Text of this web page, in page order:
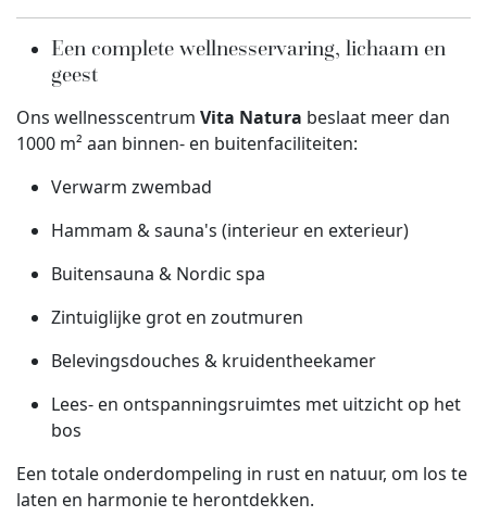
Een complete wellnesservaring, lichaam en
geest
Ons wellnesscentrum Vita Natura beslaat meer dan
1000 m² aan binnen- en buitenfaciliteiten:
Verwarm zwembad
Hammam & sauna's (interieur en exterieur)
Buitensauna & Nordic spa
Zintuiglijke grot en zoutmuren
Belevingsdouches & kruidentheekamer
Lees- en ontspanningsruimtes met uitzicht op het
bos
Een totale onderdompeling in rust en natuur, om los te
laten en harmonie te herontdekken.